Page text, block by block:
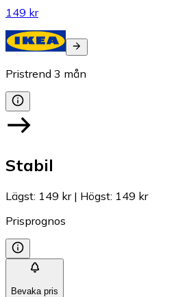
149 kr
Pristrend 3 mån
Stabil
Lägst: 149 kr| Högst: 149 kr
Prisprognos
Bevaka pris